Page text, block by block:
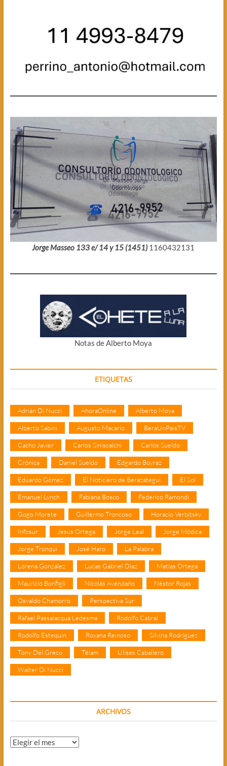
Jorge Masseo 133 e/ 14 y 15 (1451) 1160432131
Notas de Alberto Moya
ETIQUETAS
Adrián Di Nucci AhoraOnline Alberto Moya
Alberto Sabini Augusto Macario BeraUnPaisTV
Cacho Javier Carlos Siniscalchi Carlos Sueldo
Crónica Daniel Sueldo Edgardo Boyraz
Eduardo Gómez El Noticiero de Berazategui El Sol
Emanuel Lynch Fabiana Bosco Federico Ramondi
Gogo Morete Guillermo Troncoso Horacio Verbitsky
Infosur Jesús Ortega Jorge Leal Jorge Módica
Jorge Tronqui José Haro La Palabra
Lorena González Lucas Gabriel Díaz Matías Ortega
Mauricio Bonfigli Nicolás Avendaño Néstor Rojas
Osvaldo Chamorro Perspectiva Sur
Rafael Passalacqua Ledesma Rodolfo Cabral
Rodolfo Estequin Roxana Reinoso Silvina Rodríguez
Tony Del Greco Télam Ulises Caballero
Walter Di Nucci
ARCHIVOS
Archivos